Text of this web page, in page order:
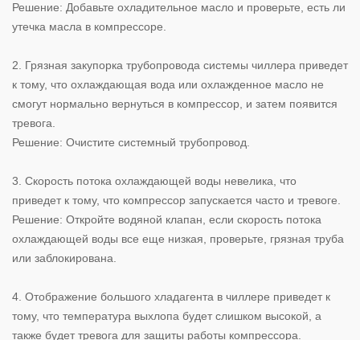
Решение: Добавьте охладительное масло и проверьте, есть ли
утечка масла в компрессоре.
2. Грязная закупорка трубопровода системы чиллера приведет
к тому, что охлаждающая вода или охлажденное масло не
смогут нормально вернуться в компрессор, и затем появится
тревога.
Решение: Очистите системный трубопровод.
3. Скорость потока охлаждающей воды невелика, что
приведет к тому, что компрессор запускается часто и тревоге.
Решение: Откройте водяной клапан, если скорость потока
охлаждающей воды все еще низкая, проверьте, грязная труба
или заблокирована.
4. Отображение большого хладагента в чиллере приведет к
тому, что температура выхлопа будет слишком высокой, а
также будет тревога для защиты работы компрессора.